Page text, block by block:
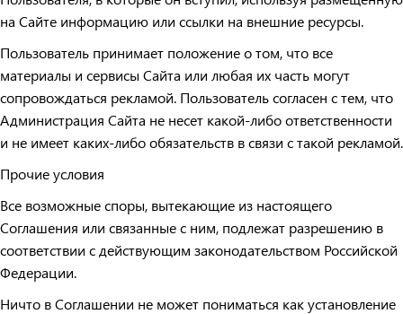
на Сайте информацию или ссылки на внешние ресурсы.
Пользователь принимает положение о том, что все
материалы и сервисы Сайта или любая их часть могут
сопровождаться рекламой. Пользователь согласен с тем, что
Администрация Сайта не несет какой-либо ответственности
и не имеет каких-либо обязательств в связи с такой рекламой.
Прочие условия
Все возможные споры, вытекающие из настоящего
Соглашения или связанные с ним, подлежат разрешению в
соответствии с действующим законодательством Российской
Федерации.
Ничто в Соглашении не может пониматься как установление